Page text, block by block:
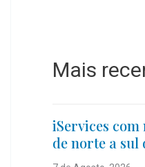
Mais
iServices com
de norte a sul